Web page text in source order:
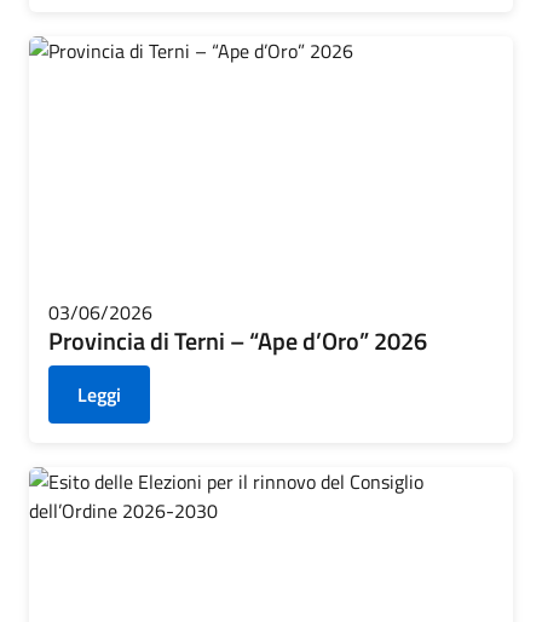
03/06/2026
Provincia di Terni – “Ape d’Oro” 2026
Leggi